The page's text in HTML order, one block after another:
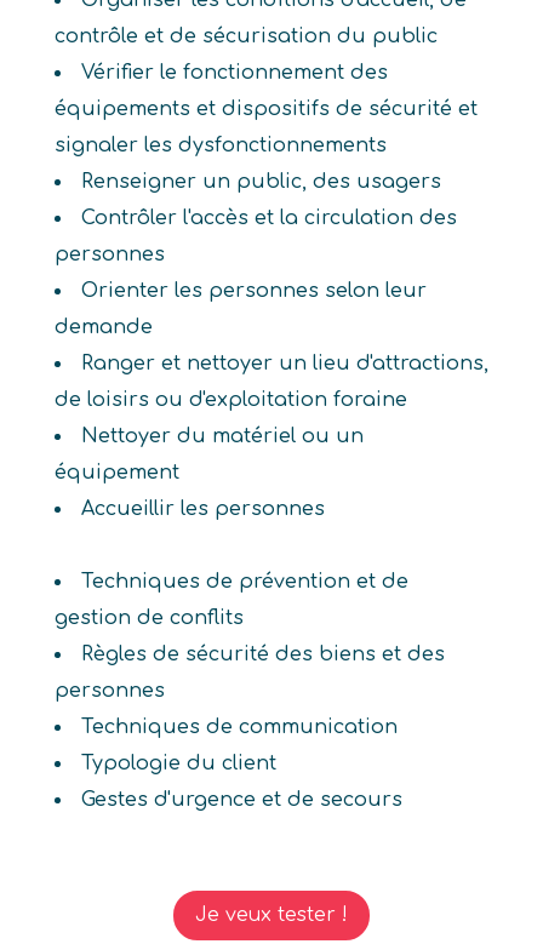
contrôle et de sécurisation du public
Vérifier le fonctionnement des
équipements et dispositifs de sécurité et
signaler les dysfonctionnements
Renseigner un public, des usagers
Contrôler l'accès et la circulation des
personnes
Orienter les personnes selon leur
demande
Ranger et nettoyer un lieu d'attractions,
de loisirs ou d'exploitation foraine
Nettoyer du matériel ou un
équipement
Accueillir les personnes
Techniques de prévention et de
gestion de conflits
Règles de sécurité des biens et des
personnes
Techniques de communication
Typologie du client
Gestes d'urgence et de secours
Je veux tester !